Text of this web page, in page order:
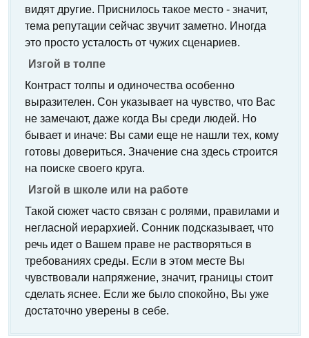
видят другие. Приснилось такое место - значит,
тема репутации сейчас звучит заметно. Иногда
это просто усталость от чужих сценариев.
Изгой в толпе
Контраст толпы и одиночества особенно
выразителен. Сон указывает на чувство, что Вас
не замечают, даже когда Вы среди людей. Но
бывает и иначе: Вы сами еще не нашли тех, кому
готовы довериться. Значение сна здесь строится
на поиске своего круга.
Изгой в школе или на работе
Такой сюжет часто связан с ролями, правилами и
негласной иерархией. Сонник подсказывает, что
речь идет о Вашем праве не растворяться в
требованиях среды. Если в этом месте Вы
чувствовали напряжение, значит, границы стоит
сделать яснее. Если же было спокойно, Вы уже
достаточно уверены в себе.